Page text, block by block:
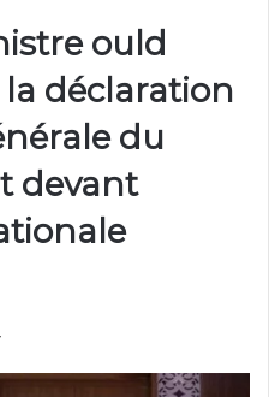
ould
déclaration
du
devant